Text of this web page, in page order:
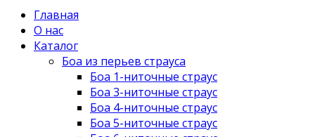
Главная
О нас
Каталог
Боа из перьев страуса
Боа 1-ниточные страус
Боа 3-ниточные страус
Боа 4-ниточные страус
Боа 5-ниточные страус